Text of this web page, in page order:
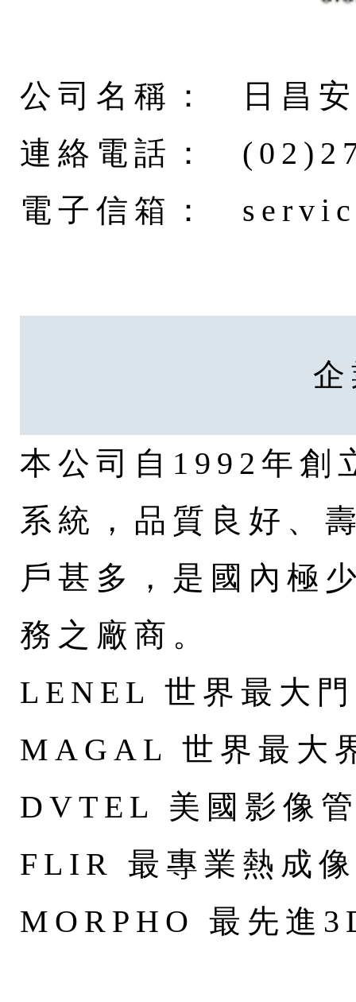
公司名稱：
日昌
連絡電話：
電子信箱：
本公司自1992年創
系統，品質良好、
戶甚多，是國內極
務之廠商。
LENEL 世界最大
MAGAL 世界最大
DVTEL 美國影像
FLIR 最專業熱成
MORPHO 最先進